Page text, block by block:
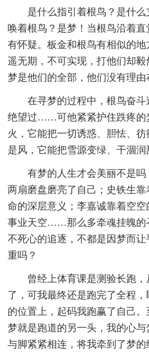
是什么指引着根鸟？是什
唤着根鸟？是梦！当根鸟沿着
有怀疑。板金和根鸟有相似的
遥无期，不可实现，打他们却
梦是他们的全部，他们没有理由
在寻梦的过程中，根鸟奋斗
绝望过……可他紧紧护住跌疼的
火，它能把一切诱惑、胆怯、
是风，它能把雪源变绿、干涸润
有梦的人生才会美丽不是
两扇磨盘磨亮了自己；史铁生
命的深层意义；李嘉诚靠着空
事业天空……那么多牵魂挂魄的
不死心的追逐，不都是因梦而
重吗？
曾经上体育课是测验长跑
了，可我最终还是跑完了全程
的位置上，起码我跑赢了自己
梦就是跑道的另一头，我的心
与脚紧紧相连，将我牵到了梦